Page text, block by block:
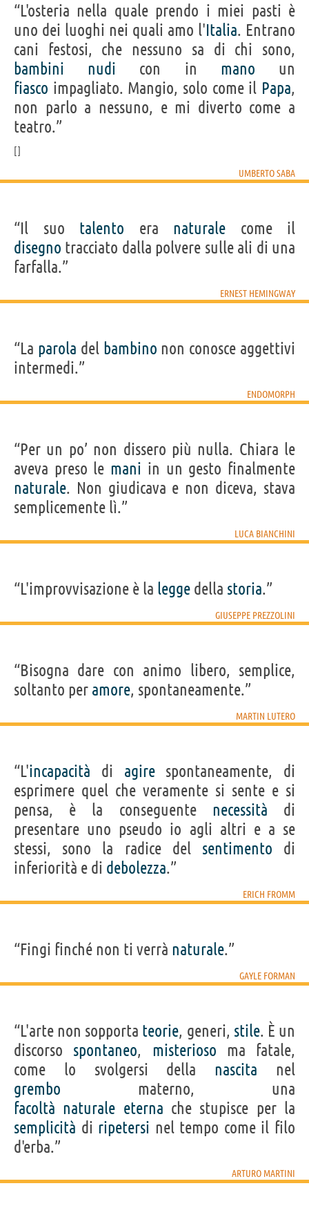
“L'osteria nella quale prendo i miei pasti è
uno dei luoghi nei quali amo l'Italia. Entrano
cani festosi, che nessuno sa di chi sono,
bambini
nudi con in mano un
fiasco impagliato. Mangio, solo come il Papa,
non parlo a nessuno, e mi diverto come a
teatro.”
UMBERTO SABA
“Il suo talento era naturale come il
disegno tracciato dalla polvere sulle ali di una
farfalla.”
ERNEST HEMINGWAY
“La parola del bambino non conosce aggettivi
intermedi.”
ENDOMORPH
“Per un po’ non dissero più nulla. Chiara le
aveva preso le mani in un gesto finalmente
naturale. Non giudicava e non diceva, stava
semplicemente lì.”
LUCA BIANCHINI
“L'improvvisazione è la legge della storia.”
GIUSEPPE PREZZOLINI
“Bisogna dare con animo libero, semplice,
soltanto per amore, spontaneamente.”
MARTIN LUTERO
“L'incapacità di agirespontaneamente, di
esprimere quel che veramente si sente e si
pensa, è la conseguente necessità di
presentare uno pseudo io agli altri e a se
stessi, sono la radice del sentimento di
inferiorità e di debolezza.”
ERICH FROMM
“Fingi finché non ti verrà naturale.”
GAYLE FORMAN
“L'arte non sopporta teorie, generi, stile. È un
discorso spontaneo, misterioso ma fatale,
come lo svolgersi della nascita nel
grembo materno, una
facoltà naturale eterna che stupisce per la
semplicità di ripetersi nel tempo come il filo
d'erba.”
ARTURO MARTINI